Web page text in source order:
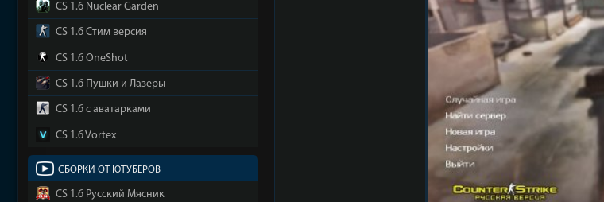
CS 1.6 Nuclear Garden
CS 1.6 Стим версия
CS 1.6 OneShot
CS 1.6 Пушки и Лазеры
CS 1.6 с аватарками
CS 1.6 Vortex
СБОРКИ ОТ ЮТУБЕРОВ
CS 1.6 Русский Мясник